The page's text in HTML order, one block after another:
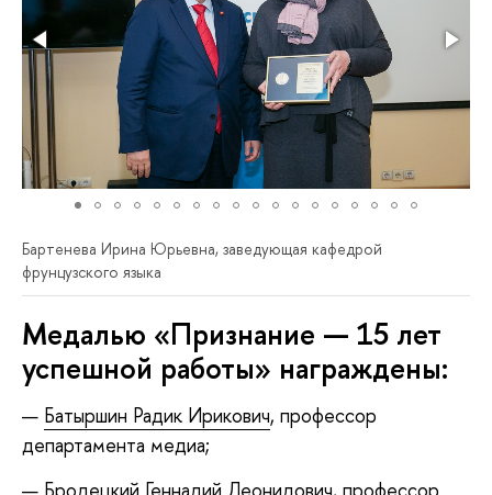
Бартенева Ирина Юрьевна, заведующая кафедрой
фрунцузского языка
Медалью «Признание — 15 лет
успешной работы» награждены:
Батыршин Радик Ирикович, профессор
департамента медиа;